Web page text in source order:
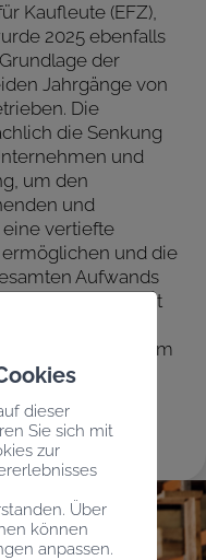
Kaufleute (EFZ),
2025 ebenfalls
der
Jahrgänge von
Die
die Senkung
und
um den
und
vertiefte
und die
Aufwands
unterstützt
und Praktikanten
mit einem
gezielten
des
des Lernenden,
dieser
Sie sich mit
zur
Über
können
anpassen.